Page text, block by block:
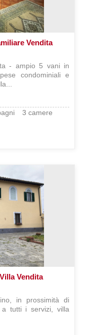
Vendita
- ampio 5 vani in
condominiali e
3 camere
Vendita
in prossimità di
tutti i servizi, villa